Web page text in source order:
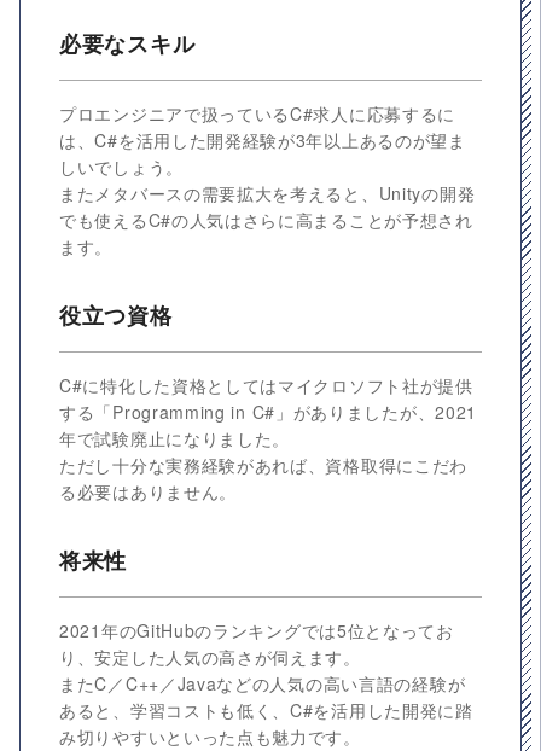
必要なスキル
プロエンジニアで扱っているC#求人に応募するに
は、C#を活用した開発経験が3年以上あるのが望ま
しいでしょう。
またメタバースの需要拡大を考えると、Unityの開発
でも使えるC#の人気はさらに高まることが予想され
ます。
役立つ資格
C#に特化した資格としてはマイクロソフト社が提供
する「Programming in C#」がありましたが、2021
年で試験廃止になりました。
ただし十分な実務経験があれば、資格取得にこだわ
る必要はありません。
将来性
2021年のGitHubのランキングでは5位となってお
り、安定した人気の高さが伺えます。
またC／C++／Javaなどの人気の高い言語の経験が
あると、学習コストも低く、C#を活用した開発に踏
み切りやすいといった点も魅力です。